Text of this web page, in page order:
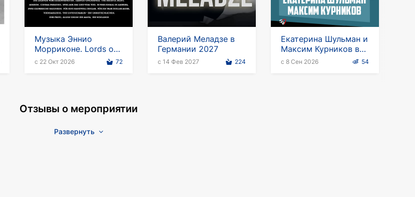
Музыка Эннио
Морриконе. Lords of
the Sound
с 22 Окт 2026 72
Валерий Меладзе в
Германии 2027
с 14 Фев 2027 224
Екатерина Шульман и
Максим Курников в
Германии
с 8 Сен 2026 54
Отзывы о мероприятии
Развернуть